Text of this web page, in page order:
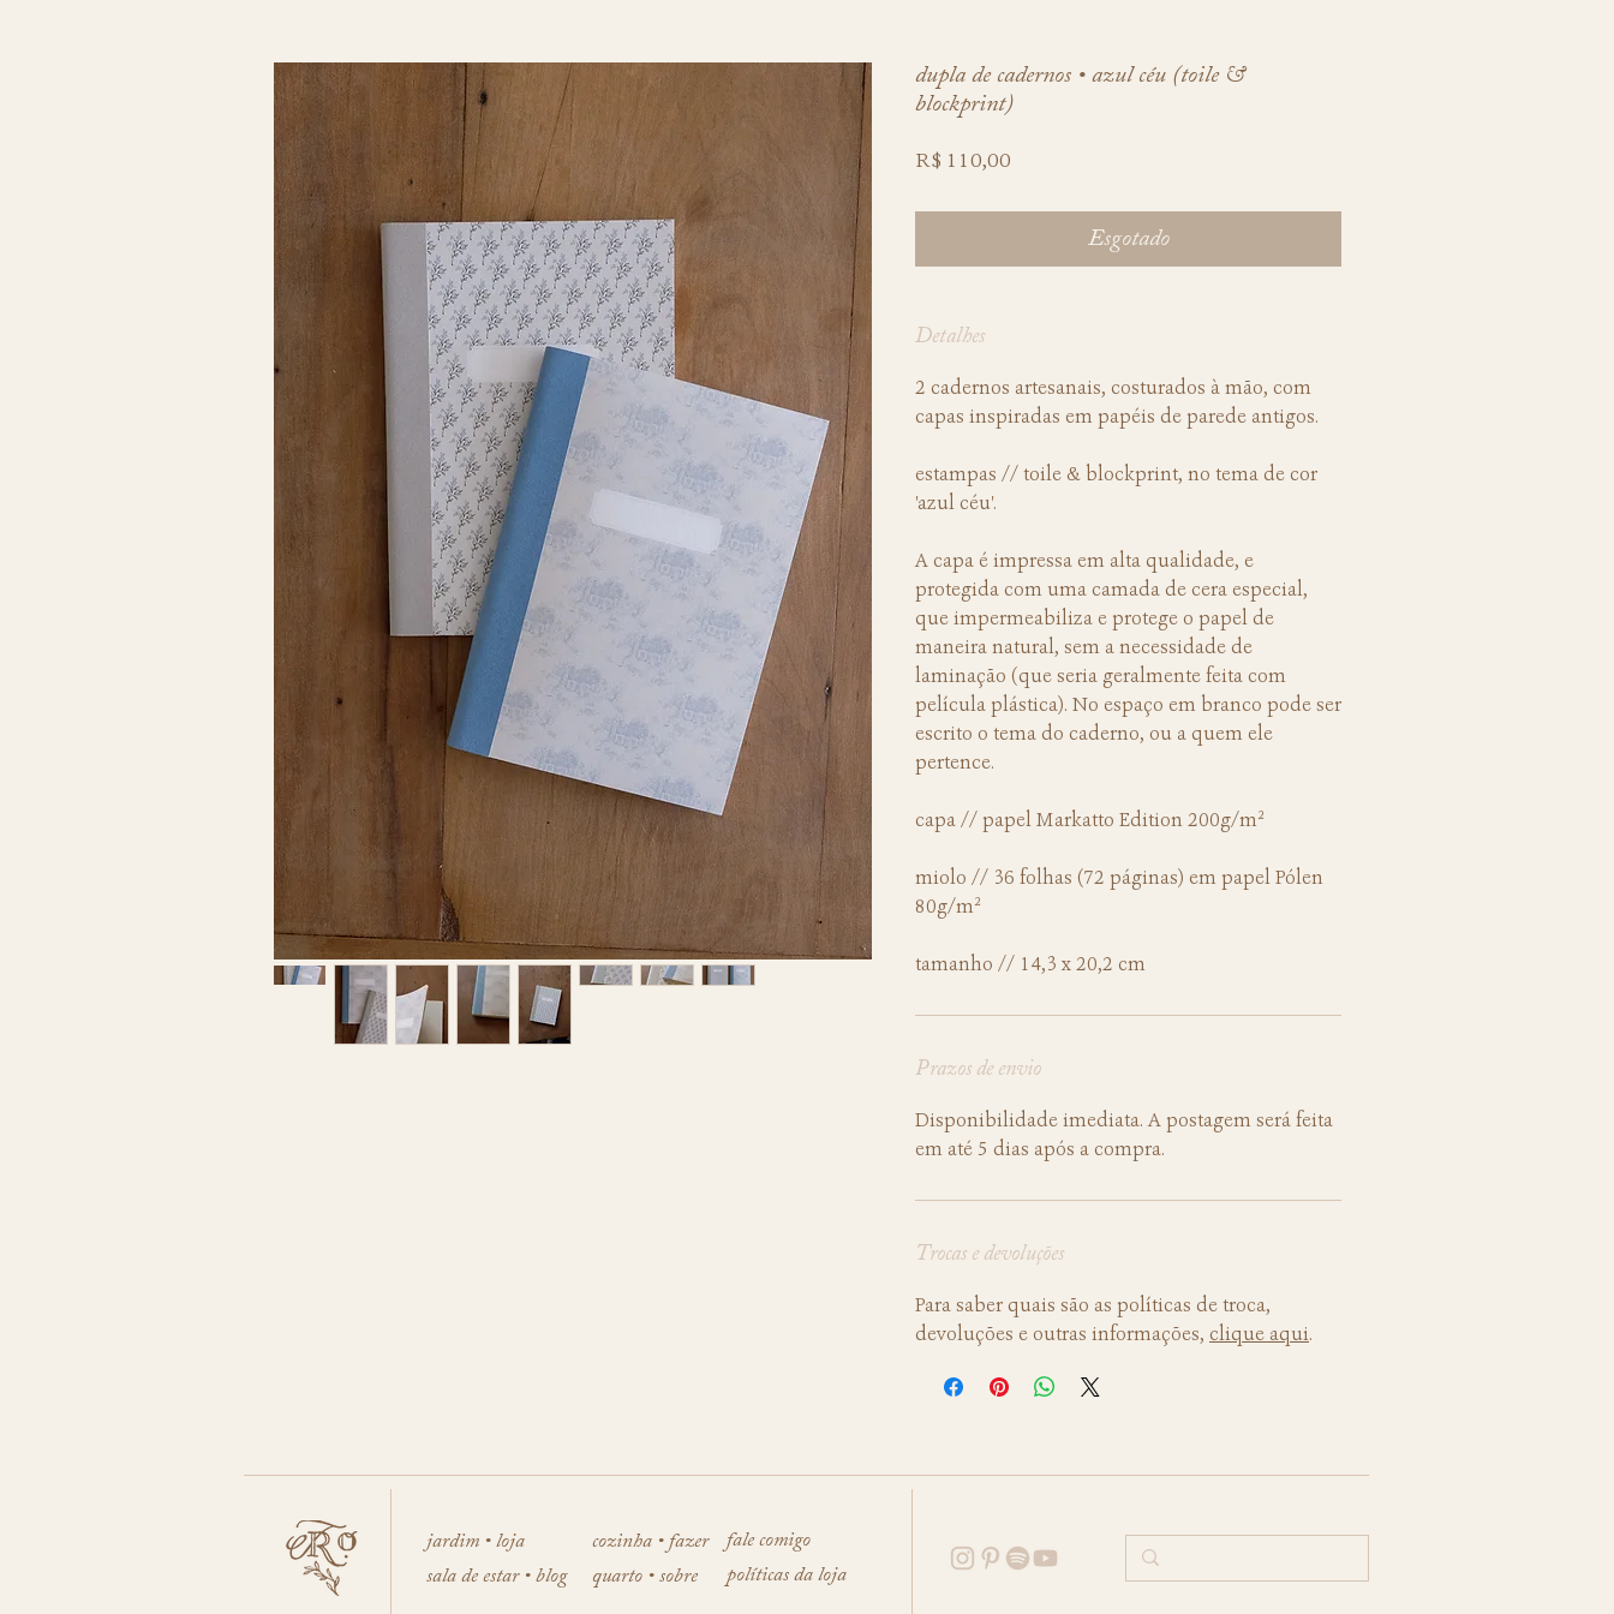
dupla de cadernos • azul céu (toile &
blockprint)
R$ 110,00
Esgotado
Detalhes
2 cadernos artesanais, costurados à mão, com
capas inspiradas em papéis de parede antigos.
estampas // toile & blockprint, no tema de cor
'azul céu'.
A capa é impressa em alta qualidade, e
protegida com uma camada de cera especial,
que impermeabiliza e protege o papel de
maneira natural, sem a necessidade de
laminação (que seria geralmente feita com
película plástica). No espaço em branco pode ser
escrito o tema do caderno, ou a quem ele
pertence.
capa // papel Markatto Edition 200g/m²
miolo // 36 folhas (72 páginas) em papel Pólen
80g/m²
tamanho // 14,3 x 20,2 cm
Prazos de envio
Disponibilidade imediata. A postagem será feita
em até 5 dias após a compra.
Trocas e devoluções
Para saber quais são as políticas de troca,
devoluções e outras informações, clique aqui.
jardim • loja
sala de estar • blog
cozinha • fazer
quarto • sobre
fale comigo
políticas da loja